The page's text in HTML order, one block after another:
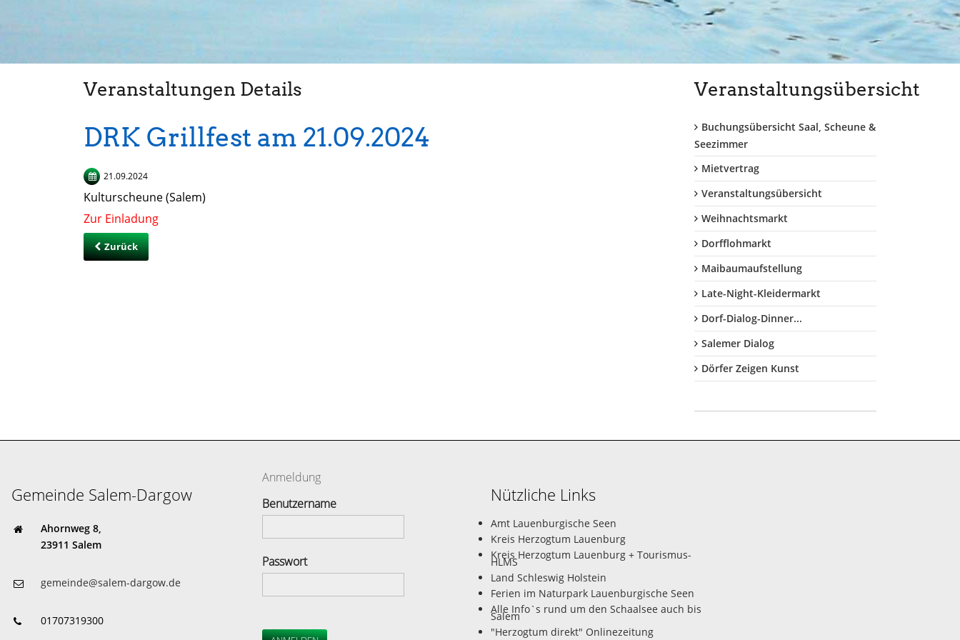
Veranstaltungen Details
DRK Grillfest am 21.09.2024
21.09.2024
Kulturscheune (Salem)
Zur Einladung
Zurück
Veranstaltungsübersicht
Buchungsübersicht Saal, Scheune &
Seezimmer
Mietvertrag
Veranstaltungsübersicht
Weihnachtsmarkt
Dorfflohmarkt
Maibaumaufstellung
Late-Night-Kleidermarkt
Dorf-Dialog-Dinner...
Salemer Dialog
Dörfer Zeigen Kunst
Gemeinde Salem-Dargow
Ahornweg 8,
23911 Salem
gemeinde@salem-dargow.de
01707319300
Anmeldung
Benutzername
Passwort
Nützliche Links
Amt Lauenburgische Seen
Kreis Herzogtum Lauenburg
Kreis Herzogtum Lauenburg + Tourismus-
HLMS
Land Schleswig Holstein
Ferien im Naturpark Lauenburgische Seen
Alle Info`s rund um den Schaalsee auch bis
Salem
"Herzogtum direkt" Onlinezeitung